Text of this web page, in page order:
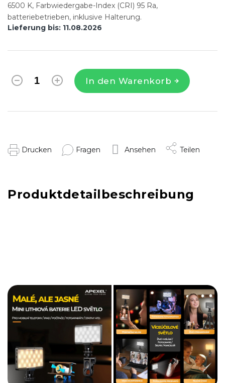
Lieferung bis: 11.08.2026
In den Warenkorb
6500 K, Farbwiedergabe-Index (CRI) 95 Ra,
batteriebetrieben, inklusive Halterung.
Drucken Fragen Ansehen Teilen
Produktdetailbeschreibung